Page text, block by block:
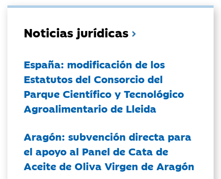
Noticias jurídicas
España: modificación de los
Estatutos del Consorcio del
Parque Científico y Tecnológico
Agroalimentario de Lleida
Aragón: subvención directa para
el apoyo al Panel de Cata de
Aceite de Oliva Virgen de Aragón